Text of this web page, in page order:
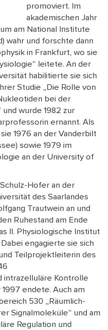
promoviert. Im
akademischen Jahr
am National Institute
wahr und forschte dann
in Frankfurt, wo sie
leitete. An der
habilitierte sie sich
Studie „Die Rolle von
bei der
wurde 1982 zur
ernannt. Als
1976 an der Vanderbilt
sowie 1979 im
an der University of
Hofer an der
des Saarlandes
Trautwein an und
Ruhestand am Ende
II. Physiologische Institut
engagierte sie sich
Teilprojektleiterin des
intrazelluläre Kontrolle
endete. Auch am
530 „Räumlich-
Signalmoleküle“ und am
Regulation und